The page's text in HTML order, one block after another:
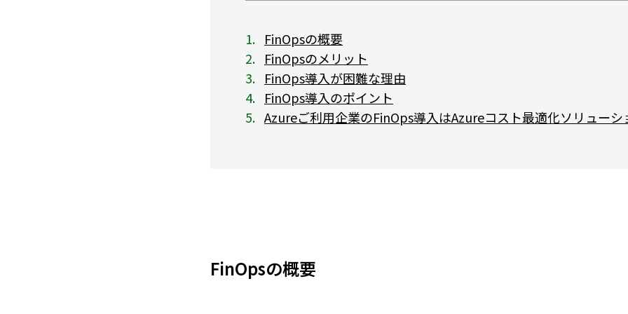
FinOpsの概要
FinOpsのメリット
FinOps導入が困難な理由
FinOps導入のポイント
Azureご利用企業のFinOps導入はAzureコスト最適化ソリューシ
FinOpsの概要